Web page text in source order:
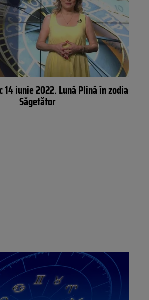
14 iunie 2022. Lună Plină în zodia
Săgetător